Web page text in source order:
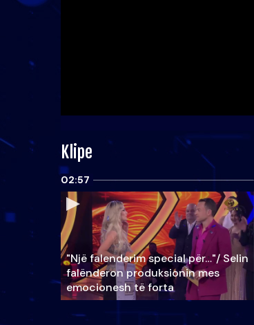
Klipe
02:57
"Një falenderim special për…"/ Selin
falënderon produksionin mes
emocionesh të forta